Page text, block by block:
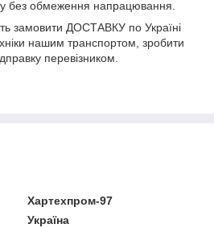
без обмеження напрацювання.
замовити ДОСТАВКУ по Україні
нашим транспортом, зробити
перевізником.
Хартехпром-97
Україна